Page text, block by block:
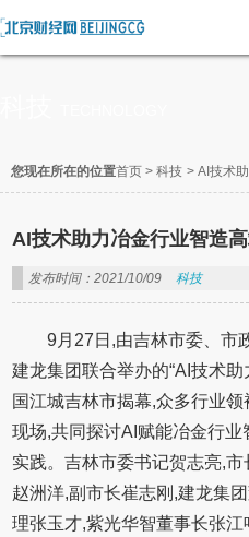
您现在所在的位置首页 > 科技 > AI技术
AI技术助力冶金行业智造
发布时间：2021/10/09 科技
9月27日,由吉林市委、市
建龙集团联合举办的“AI技术
国江城吉林市揭幕,众多行业
现场,共同探讨AI赋能冶金行
实践。吉林市委书记贺志亮,
赵洲洋,副市长崔志刚,建龙集
理张玉才,紫光华智董事长张